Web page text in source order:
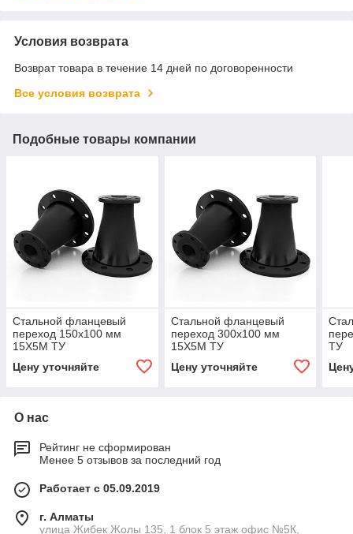
Условия возврата
Возврат товара в течение 14 дней по договоренности
Все условия возврата
Подобные товары компании
Стальной фланцевый
переход 150x100 мм
15Х5М ТУ
Цену уточняйте
Стальной фланцевый
переход 300x100 мм
15Х5М ТУ
Цену уточняйте
ТУ
О нас
Рейтинг не сформирован
Менее 5 отзывов за последний год
Работает с 05.09.2019
г. Алматы
улица Жибек Жолы 135, 1 блок 5 этаж офис №5К,